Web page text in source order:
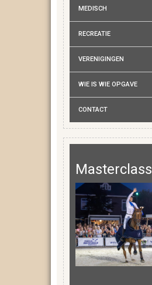
MEDISCH
RECREATIE
VERENIGINGEN
WIE IS WIE OPGAVE
CONTACT
Masterclass